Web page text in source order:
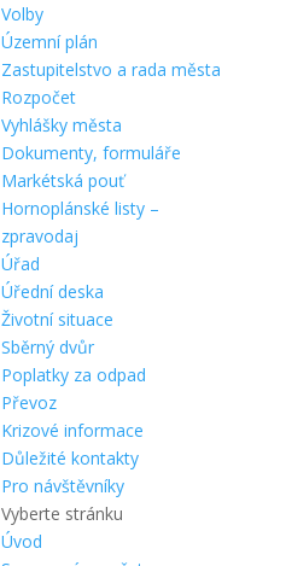
Volby
Územní plán
Zastupitelstvo a rada města
Rozpočet
Vyhlášky města
Dokumenty, formuláře
Markétská pouť
Hornoplánské listy –
zpravodaj
Úřad
Úřední deska
Životní situace
Sběrný dvůr
Poplatky za odpad
Převoz
Krizové informace
Důležité kontakty
Pro návštěvníky
Vyberte stránku
Úvod